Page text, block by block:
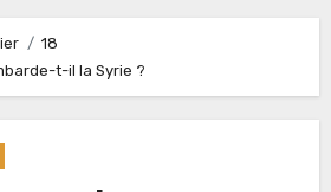
18
t-il la Syrie ?